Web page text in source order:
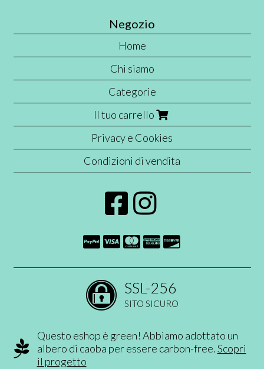
Negozio
Home
Chi siamo
Categorie
Il tuo carrello
Privacy e Cookies
Condizioni di vendita
SSL-256
SITO SICURO
Questo eshop è green! Abbiamo adottato un
albero di caoba per essere carbon-free.Scopri
il progetto